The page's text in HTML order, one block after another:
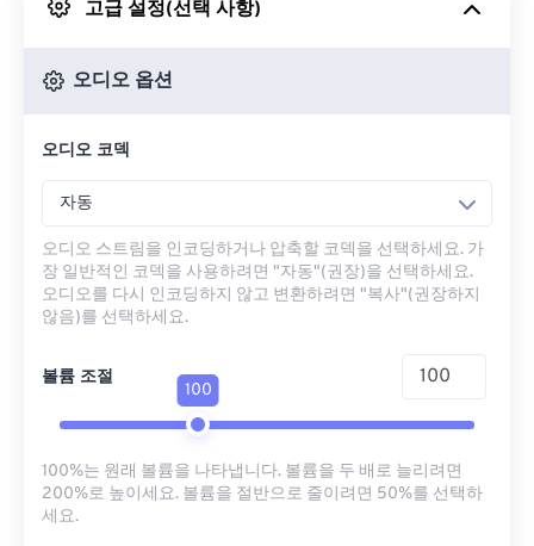
Google 드라이브에서
고급 설정(선택 사항)
오디오 옵션
오디오 코덱
자동
오디오 스트림을 인코딩하거나 압축할 코덱을 선택하세요. 가
장 일반적인 코덱을 사용하려면 "자동"(권장)을 선택하세요.
오디오를 다시 인코딩하지 않고 변환하려면 "복사"(권장하지
않음)를 선택하세요.
볼륨 조절
100
100%는 원래 볼륨을 나타냅니다. 볼륨을 두 배로 늘리려면
200%로 높이세요. 볼륨을 절반으로 줄이려면 50%를 선택하
세요.